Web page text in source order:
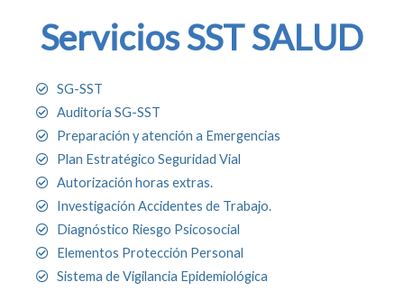
Servicios SST SALUD
SG-SST
Auditoría SG-SST
Preparación y atención a Emergencias
Plan Estratégico Seguridad Vial
Autorización horas extras.
Investigación Accidentes de Trabajo.
Diagnóstico Riesgo Psicosocial
Elementos Protección Personal
Sistema de Vigilancia Epidemiológica